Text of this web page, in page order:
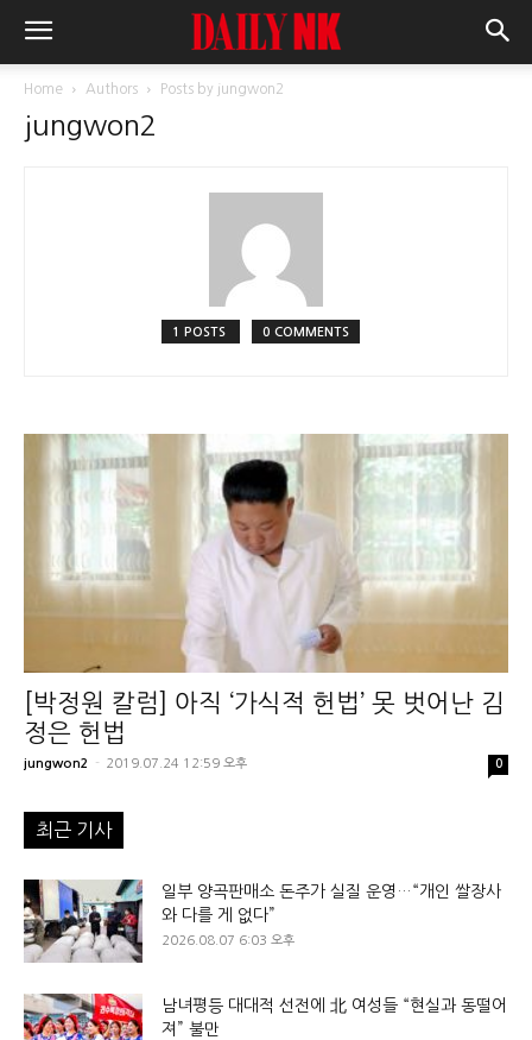
Home Authors Posts by jungwon2
jungwon2
1 POSTS 0 COMMENTS
[박정원 칼럼] 아직 ‘가식적 헌법’ 못 벗어난 김
정은 헌법
jungwon2 - 2019.07.24 12:59 오후 0
최근 기사
일부 양곡판매소 돈주가 실질 운영…“개인 쌀장사
와 다를 게 없다”
2026.08.07 6:03 오후
남녀평등 대대적 선전에 北 여성들 “현실과 동떨어
져” 불만